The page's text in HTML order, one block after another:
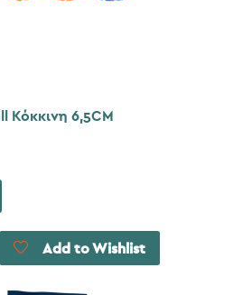
Κόκκινη 6,5CM
Add to Wishlist